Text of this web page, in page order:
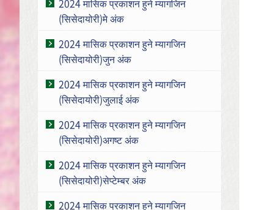
2024 मासिक प्रकाशन हुने म्यागजिन
(सिसेदायोरी)मे अंक
2024 मासिक प्रकाशन हुने म्यागजिन
(सिसेदायोरी)जुन अंक
2024 मासिक प्रकाशन हुने म्यागजिन
(सिसेदायोरी)जुलाई अंक
2024 मासिक प्रकाशन हुने म्यागजिन
(सिसेदायोरी)अगष्ट अंक
2024 मासिक प्रकाशन हुने म्यागजिन
(सिसेदायोरी)सेप्टेम्बर अंक
2024 मासिक प्रकाशन हुने म्यागजिन